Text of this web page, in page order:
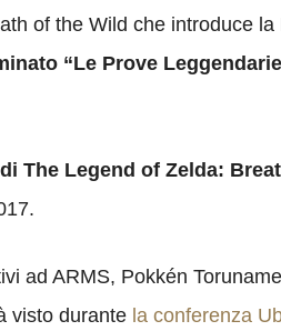
of the Wild che introduce
“Le Prove
The Legend of Zelda:
ad ARMS, Pokkén
visto durante la conferenza